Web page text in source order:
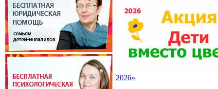
2026»